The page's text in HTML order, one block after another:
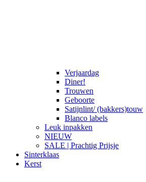
Verjaardag
Diner!
Trouwen
Geboorte
Satijnlint/ (bakkers)touw
Blanco labels
Leuk inpakken
NIEUW
SALE | Prachtig Prijsje
Sinterklaas
Kerst